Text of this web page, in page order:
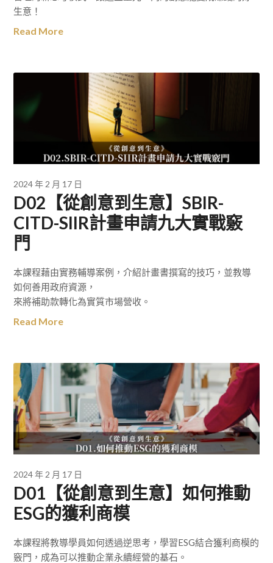
生意！
Read More
2024 年 2 月 17 日
D02【從創意到生意】SBIR-
CITD-SIIR計畫申請九大實戰竅
門
本課程藉由實務輔導案例，介紹計畫書撰寫的技巧，並教導
如何善用政府資源，
來將補助款轉化為實質市場營收。
Read More
2024 年 2 月 17 日
D01【從創意到生意】如何推動
ESG的獲利商模
本課程將教導學員如何透過逆思考，學習ESG結合獲利商模的
竅門，成為可以推動企業永續經營的基石。